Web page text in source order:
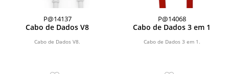
P@14137
Cabo de Dados V8
Cabo de Dados V8.
P@14068
Cabo de Dados 3 em 1
Cabo de Dados 3 em 1.